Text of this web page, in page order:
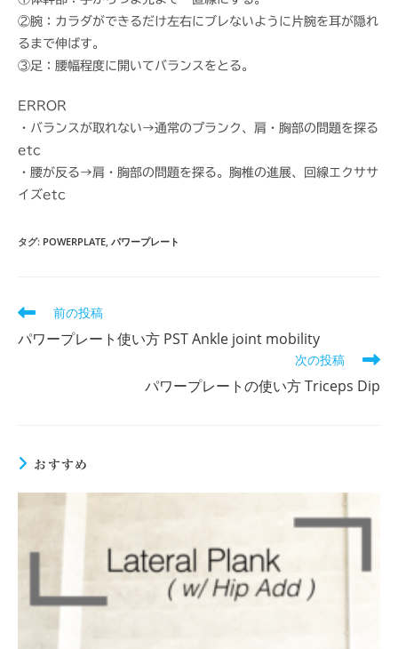
②腕：カラダができるだけ左右にブレないように片腕を耳が隠れ
るまで伸ばす。
③足：腰幅程度に開いてバランスをとる。
ERROR
・バランスが取れない→通常のプランク、肩・胸部の問題を探る
etc
・腰が反る→肩・胸部の問題を探る。胸椎の進展、回線エクササ
イズetc
タグ: POWERPLATE パワープレート
そ
他
前の投稿
パワープレート使い方 PST Ankle joint mobility
次の投稿
パワープレートの使い方 Triceps Dip
おすすめ